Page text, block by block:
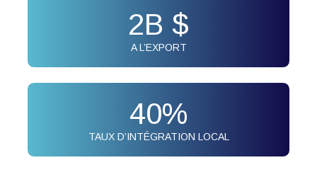
2B $
A L’EXPORT
40%
TAUX D’INTÉGRATION LOCAL